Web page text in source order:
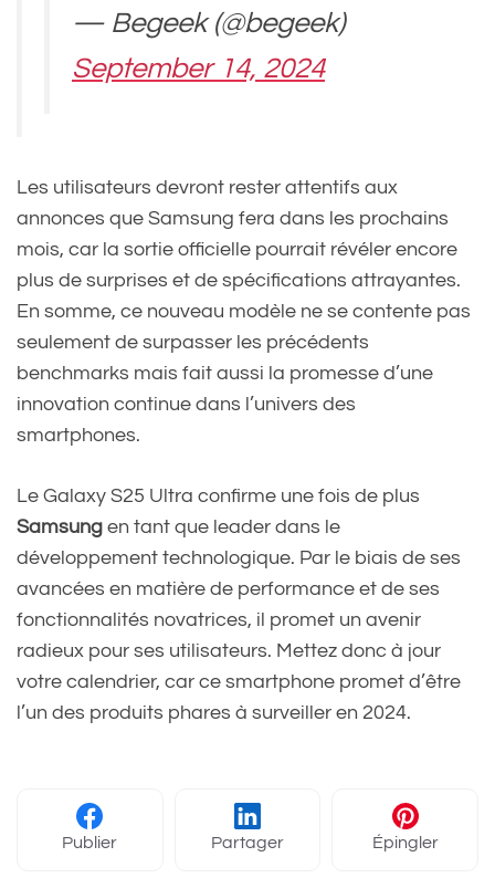
— Begeek (@begeek)
September 14, 2024
Les utilisateurs devront rester attentifs aux
annonces que Samsung fera dans les prochains
mois, car la sortie officielle pourrait révéler encore
plus de surprises et de spécifications attrayantes.
En somme, ce nouveau modèle ne se contente pas
seulement de surpasser les précédents
benchmarks mais fait aussi la promesse d’une
innovation continue dans l’univers des
smartphones.
Le Galaxy S25 Ultra confirme une fois de plus
Samsung en tant que leader dans le
développement technologique. Par le biais de ses
avancées en matière de performance et de ses
fonctionnalités novatrices, il promet un avenir
radieux pour ses utilisateurs. Mettez donc à jour
votre calendrier, car ce smartphone promet d’être
l’un des produits phares à surveiller en 2024.
Publier Partager Épingler